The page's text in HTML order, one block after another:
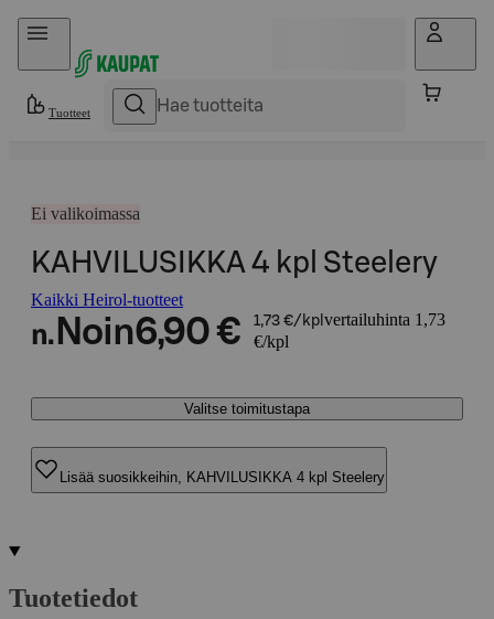
Hyppää sisältöön
Tuotteet
Ei valikoimassa
KAHVILUSIKKA 4 kpl Steelery
Kaikki Heirol-tuotteet
n. Noin6,90 € 1,73 €/kpl vertailuhinta 1,73
€/kpl
Valitse toimitustapa
Lisää suosikkeihin, KAHVILUSIKKA 4 kpl Steelery
Tuotetiedot